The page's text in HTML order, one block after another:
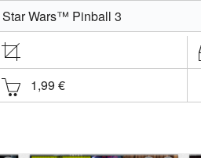
Star Wars™ Pinball 3
1,99 €